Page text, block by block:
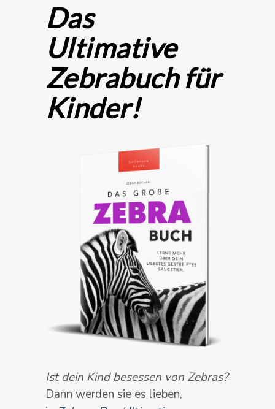
Das
Ultimative
Zebrabuch für
Kinder!
Ist dein Kind besessen von Zebras?
Dann werden sie es lieben,